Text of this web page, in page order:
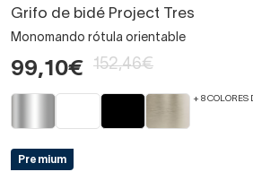
Grifo de bidé Project Tres
Monomando rótula orientable
99,10€ 152,46€
+ 8 COLORES
Premium